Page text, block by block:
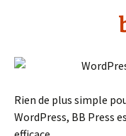
Rien de plus simple
WordPress, BB Press